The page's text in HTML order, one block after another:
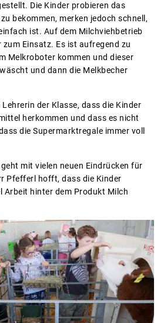
Die Kinder probieren das
bekommen, merken jedoch schnell,
ist. Auf dem Milchviehbetrieb
Einsatz. Es ist aufregend zu
Melkroboter kommen und dieser
und dann die Melkbecher
der Klasse, dass die Kinder
herkommen und dass es nicht
die Supermarktregale immer voll
mit vielen neuen Eindrücken für
Pfefferl hofft, dass die Kinder
Arbeit hinter dem Produkt Milch